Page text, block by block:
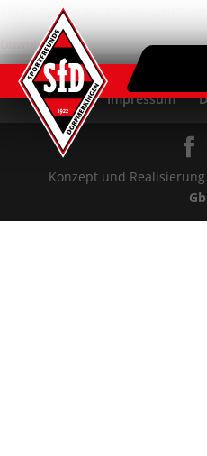
Sportfreunde Dorfmerkingen : TSV
Download
Anfahrt
Impressum
Konzept und